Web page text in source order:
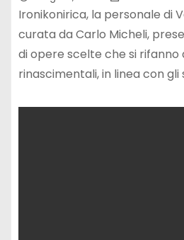
Ironikonirica, la personale di
curata da Carlo Micheli,
di opere scelte che si rifanno
rinascimentali, in linea con gli